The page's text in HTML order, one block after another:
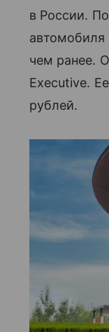
в России.
автомобиля
чем ранее.
Executive.
рублей.